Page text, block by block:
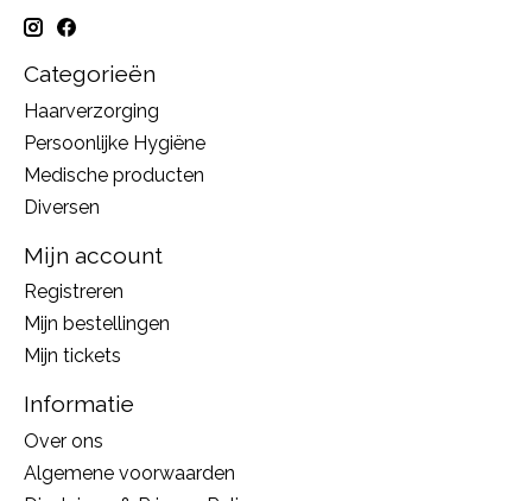
Categorieën
Haarverzorging
Persoonlijke Hygiëne
Medische producten
Diversen
Mijn account
Registreren
Mijn bestellingen
Mijn tickets
Informatie
Over ons
Algemene voorwaarden